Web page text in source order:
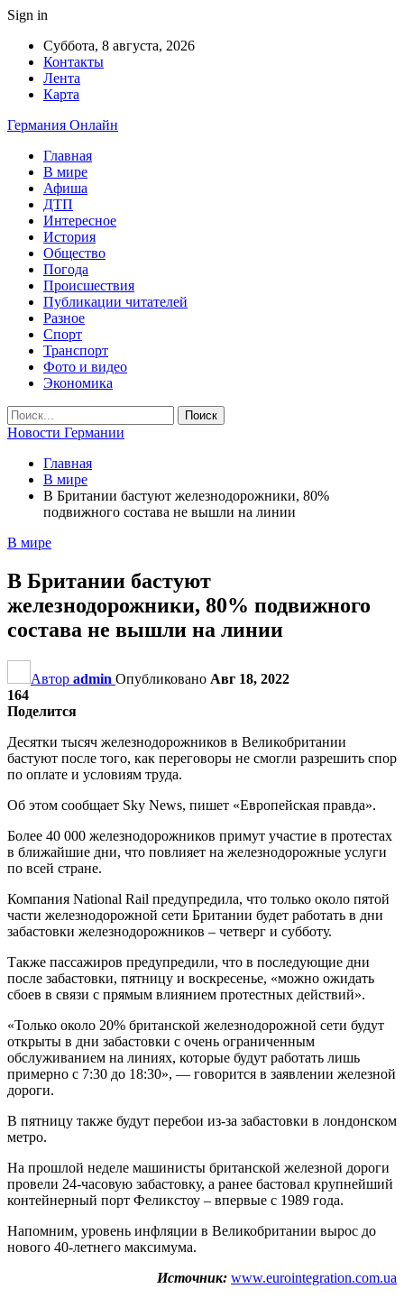
Sign in
Суббота, 8 августа, 2026
Контакты
Лента
Карта
Германия Онлайн
Главная
В мире
Афиша
ДТП
Интересное
История
Общество
Погода
Происшествия
Публикации читателей
Разное
Спорт
Транспорт
Фото и видео
Экономика
Новости Германии
Главная
В мире
В Британии бастуют железнодорожники, 80%
подвижного состава не вышли на линии
В мире
В Британии бастуют
железнодорожники, 80% подвижного
состава не вышли на линии
Автор admin Опубликовано Авг 18, 2022
164
Поделится
Десятки тысяч железнодорожников в Великобритании
бастуют после того, как переговоры не смогли разрешить спор
по оплате и условиям труда.
Об этом сообщает Sky News, пишет «Европейская правда».
Более 40 000 железнодорожников примут участие в протестах
в ближайшие дни, что повлияет на железнодорожные услуги
по всей стране.
Компания National Rail предупредила, что только около пятой
части железнодорожной сети Британии будет работать в дни
забастовки железнодорожников – четверг и субботу.
Также пассажиров предупредили, что в последующие дни
после забастовки, пятницу и воскресенье, «можно ожидать
сбоев в связи с прямым влиянием протестных действий».
«Только около 20% британской железнодорожной сети будут
открыты в дни забастовки с очень ограниченным
обслуживанием на линиях, которые будут работать лишь
примерно с 7:30 до 18:30», — говорится в заявлении железной
дороги.
В пятницу также будут перебои из-за забастовки в лондонском
метро.
На прошлой неделе машинисты британской железной дороги
провели 24-часовую забастовку, а ранее бастовал крупнейший
контейнерный порт Феликстоу – впервые с 1989 года.
Напомним, уровень инфляции в Великобритании вырос до
нового 40-летнего максимума.
Источник: www.eurointegration.com.ua